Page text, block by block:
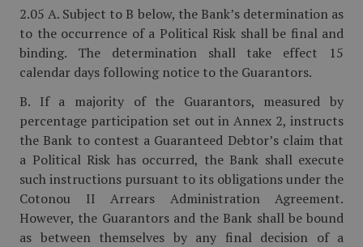
2.05 A. Subject to B below, the Bank’s determination as
to the occurrence of a Political Risk shall be final and
binding. The determination shall take effect 15
calendar days following notice to the Guarantors.
B. If a majority of the Guarantors, measured by
percentage participation set out in Annex 2, instructs
the Bank to contest a Guaranteed Debtor’s claim that
a Political Risk has occurred, the Bank shall execute
such instructions pursuant to its obligations under the
Cotonou II Arrears Administration Agreement.
However, the Guarantors and the Bank shall be bound
as between themselves by any final decision of a